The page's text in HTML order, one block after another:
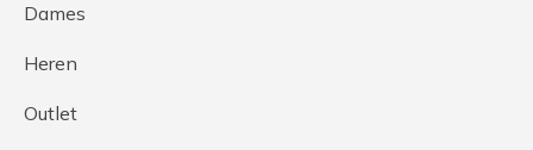
Dames
Heren
Outlet